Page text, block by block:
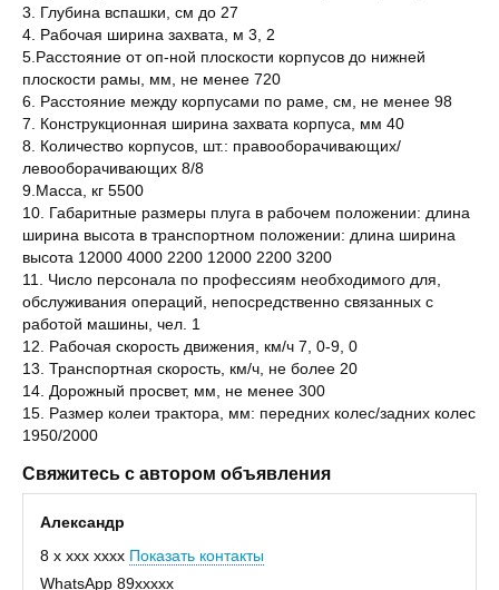
3. Глубина вспашки, см до 27
4. Рабочая ширина захвата, м 3, 2
5.Расстояние от оп-ной плоскости корпусов до нижней
плоскости рамы, мм, не менее 720
6. Расстояние между корпусами по раме, см, не менее 98
7. Конструкционная ширина захвата корпуса, мм 40
8. Количество корпусов, шт.: правооборачивающих/
левооборачивающих 8/8
9.Масса, кг 5500
10. Габаритные размеры плуга в рабочем положении: длина
ширина высота в транспортном положении: длина ширина
высота 12000 4000 2200 12000 2200 3200
11. Число персонала по профессиям необходимого для,
обслуживания операций, непосредственно связанных с
работой машины, чел. 1
12. Рабочая скорость движения, км/ч 7, 0-9, 0
13. Транспортная скорость, км/ч, не более 20
14. Дорожный просвет, мм, не менее 300
15. Размер колеи трактора, мм: передних колес/задних колес
1950/2000
Свяжитесь с автором объявления
Александр
8 x xxx xxxx Показать контакты
WhatsApp 89xxxxx